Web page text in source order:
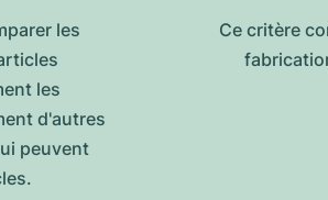
les
les
d'autres
peuvent
Ce critère